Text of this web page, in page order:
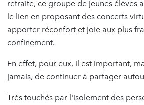
retraite, ce groupe de jeunes élèves
le lien en proposant des concerts
apporter réconfort et joie aux plus
confinement.
En effet, pour eux, il est important,
jamais, de continuer à partager
Très touchés par l'isolement des